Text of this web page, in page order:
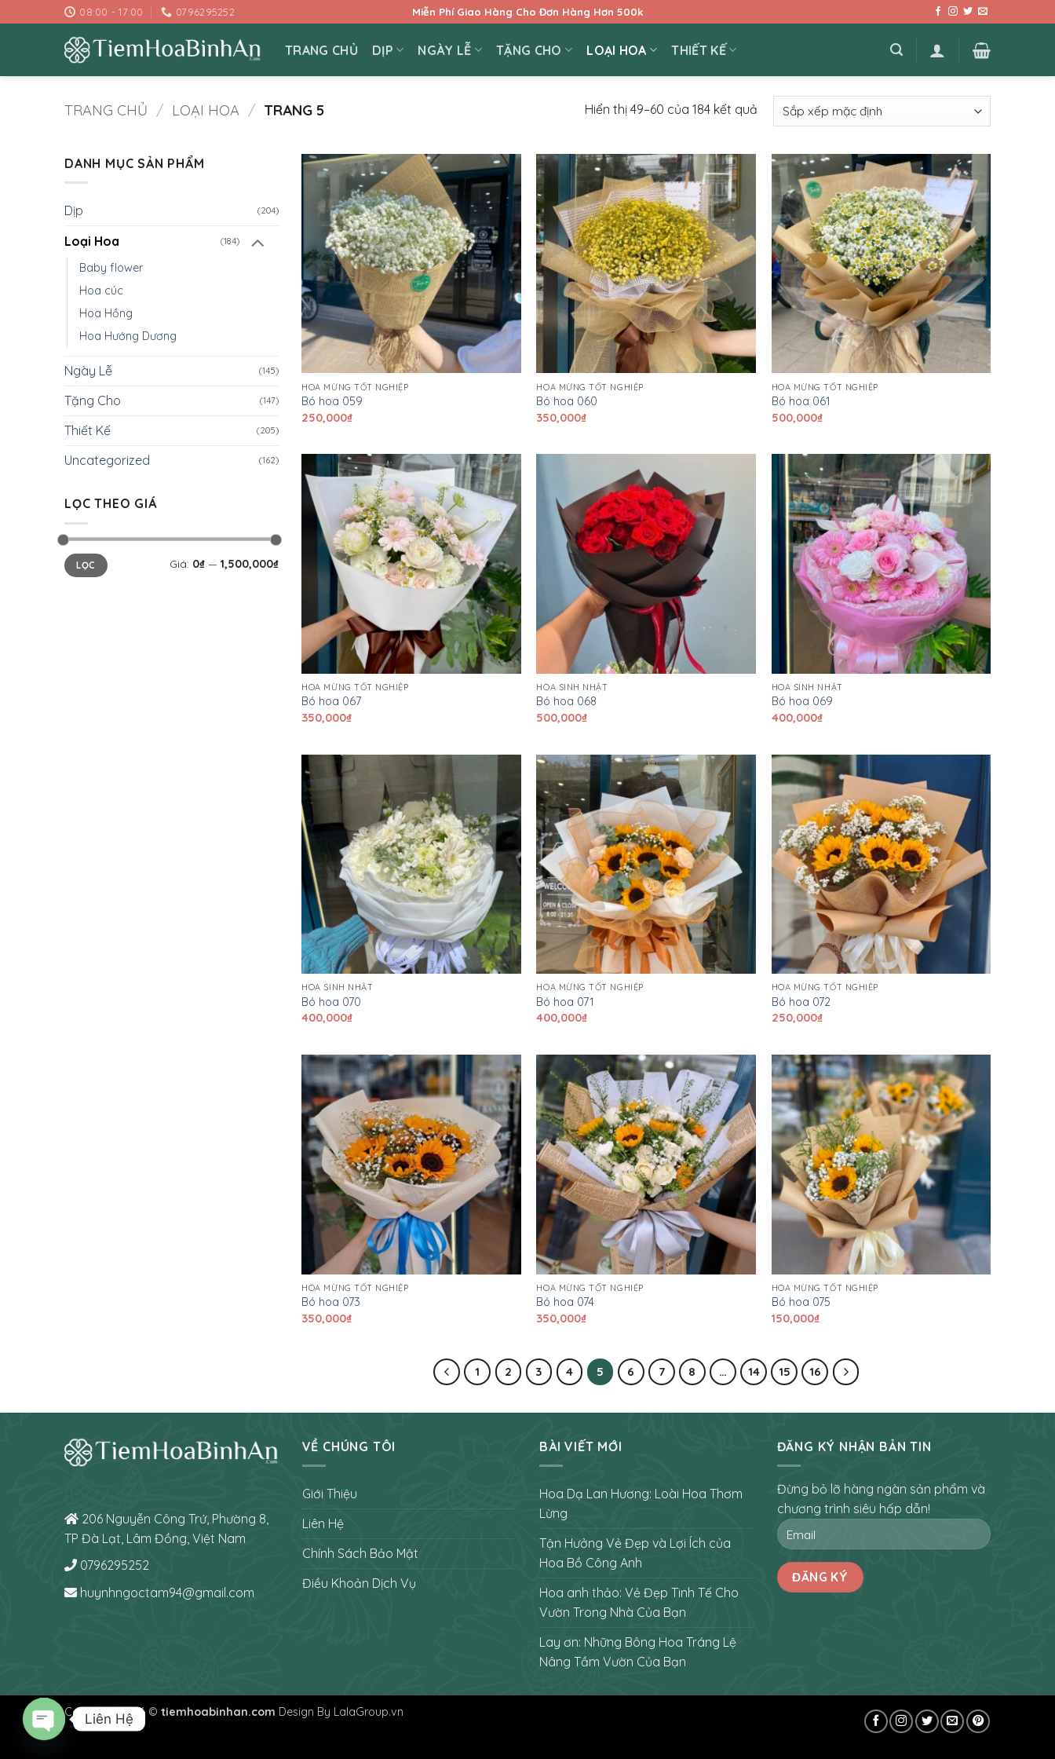
qua
08:00 - 17:00 0796295252 Miễn Phí Giao Hàng Cho Đơn Hàng Hơn 500k
TRANG CHỦ DỊP NGÀY LỄ TẶNG CHO LOẠI HOA THIẾT KẾ
TRANG CHỦ / LOẠI HOA / TRANG 5 Hiển thị 49–60 của 184 kết quả
DANH MỤC SẢN PHẨM
Dịp (204)
Loại Hoa (184)
Baby flower
Hoa cúc
Hoa Hồng
Hoa Hướng Dương
Ngày Lễ (145)
Tặng Cho (147)
Thiết Kế (205)
Uncategorized (162)
LỌC THEO GIÁ
Giá
tối
thiểu
Giá
tối
đa
LỌC Giá: 0₫— 1,500,000₫
HOA MỪNG TỐT NGHIỆP
Bó hoa 059
250,000₫
HOA MỪNG TỐT NGHIỆP
Bó hoa 060
350,000₫
HOA MỪNG TỐT NGHIỆP
Bó hoa 061
500,000₫
HOA MỪNG TỐT NGHIỆP
Bó hoa 067
350,000₫
HOA SINH NHẬT
Bó hoa 068
500,000₫
HOA SINH NHẬT
Bó hoa 069
400,000₫
HOA SINH NHẬT
Bó hoa 070
400,000₫
HOA MỪNG TỐT NGHIỆP
Bó hoa 071
400,000₫
HOA MỪNG TỐT NGHIỆP
Bó hoa 072
250,000₫
HOA MỪNG TỐT NGHIỆP
Bó hoa 073
350,000₫
HOA MỪNG TỐT NGHIỆP
Bó hoa 074
350,000₫
HOA MỪNG TỐT NGHIỆP
Bó hoa 075
150,000₫
1 2 3 4 5 6 7 8 … 14 15 16
206 Nguyễn Công Trứ, Phường 8,
TP Đà Lạt, Lâm Đồng, Việt Nam
0796295252
huynhngoctam94@gmail.com
VỀ CHÚNG TÔI
Giới Thiệu
Liên Hệ
Chính Sách Bảo Mật
Điều Khoản Dịch Vụ
BÀI VIẾT MỚI
Hoa Dạ Lan Hương: Loài Hoa Thơm
Lừng
Tận Hưởng Vẻ Đẹp và Lợi Ích của
Hoa Bồ Công Anh
Hoa anh thảo: Vẻ Đẹp Tinh Tế Cho
Vườn Trong Nhà Của Bạn
Lay ơn: Những Bông Hoa Tráng Lệ
Nâng Tầm Vườn Của Bạn
ĐĂNG KÝ NHẬN BẢN TIN
Đừng bỏ lỡ hàng ngàn sản phẩm và
chương trình siêu hấp dẫn!
Copyright 2026 © tiemhoabinhan.com Design By LalaGroup.vn
Liên Hệ